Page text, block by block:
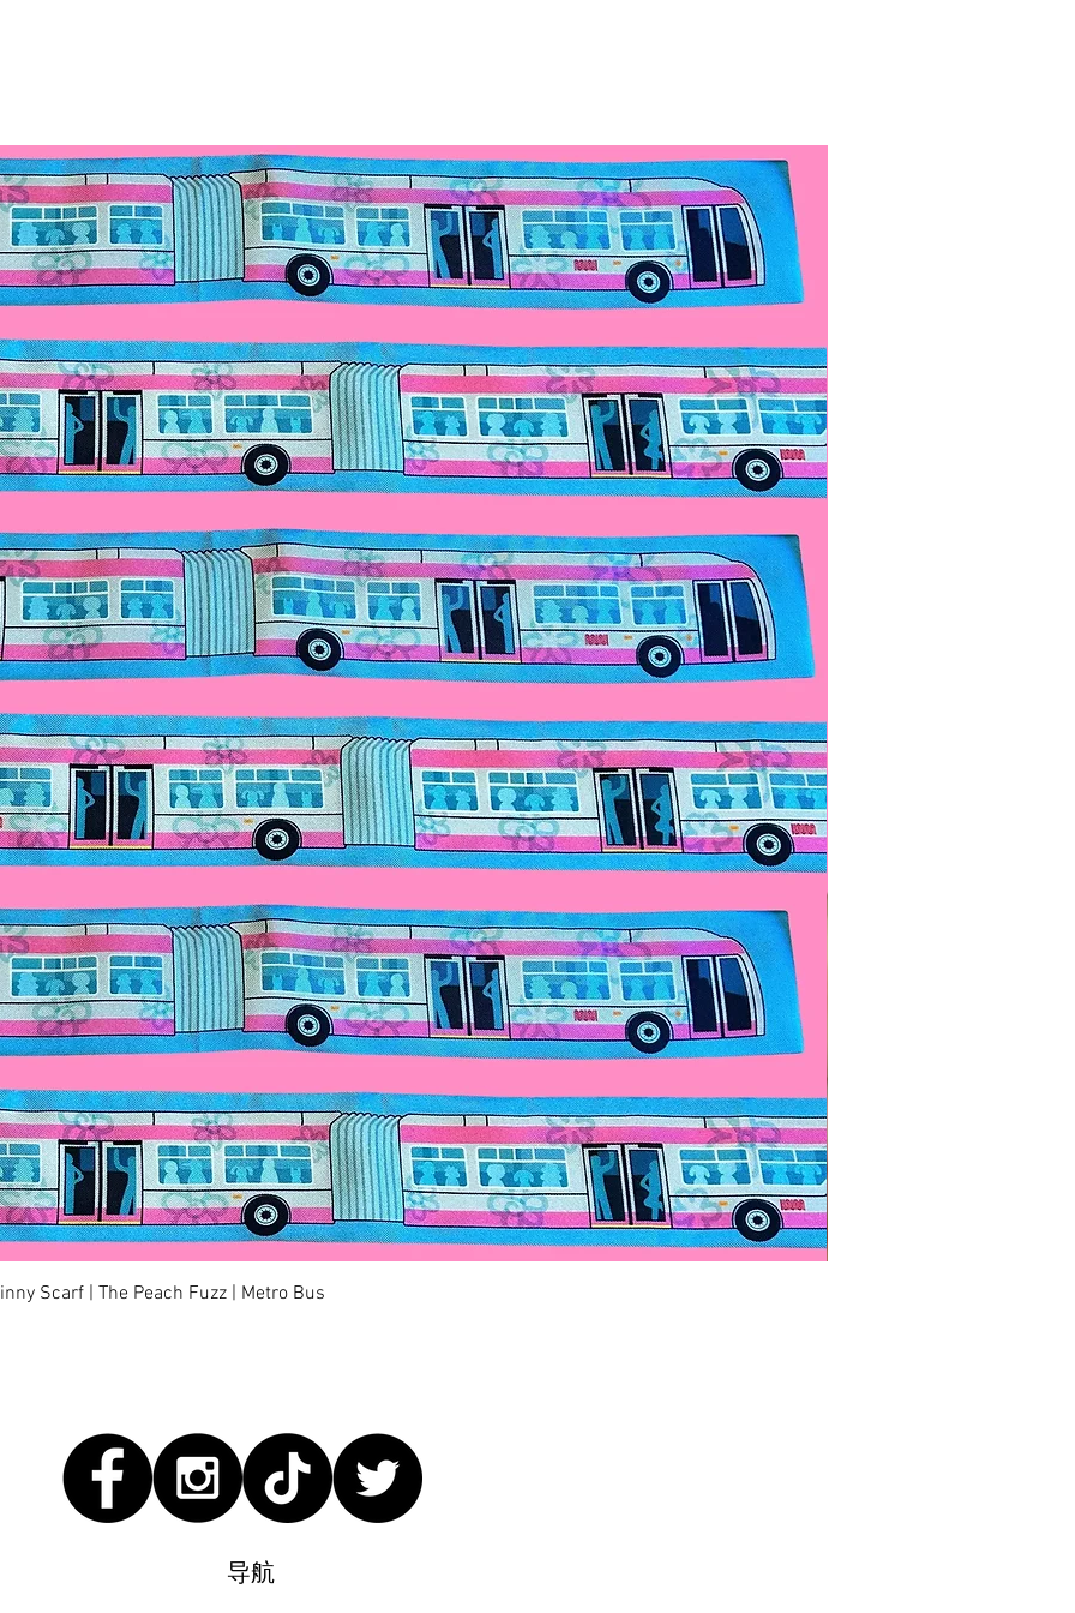
快速瀏覽
Scarf | The Peach Fuzz | Metro Bus
导航